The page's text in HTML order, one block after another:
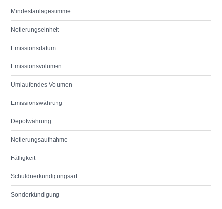
Mindestanlagesumme
Notierungseinheit
Emissionsdatum
Emissionsvolumen
Umlaufendes Volumen
Emissionswährung
Depotwährung
Notierungsaufnahme
Fälligkeit
Schuldnerkündigungsart
Sonderkündigung